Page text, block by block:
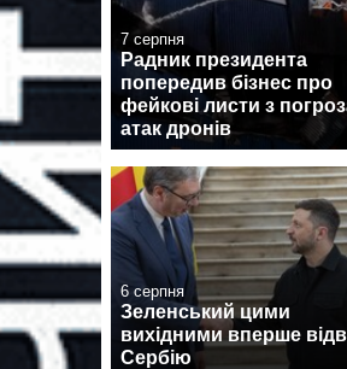
7 серпня
Радник президента
попередив бізнес про
фейкові листи з
атак дронів
6 серпня
Зеленський цими
вихідними вперше
Сербію